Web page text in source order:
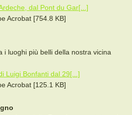
dal Pont du Gar[...]
Acrobat [754.8 KB]
i luoghi più belli della nostra vicina
Luigi Bonfanti dal 29[...]
Acrobat [125.1 KB]